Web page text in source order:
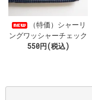
（特価）シャーリ
ングワッシャーチェック
550円(税込)